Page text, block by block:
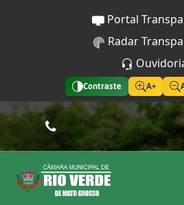
Portal
Radar
Contraste A+